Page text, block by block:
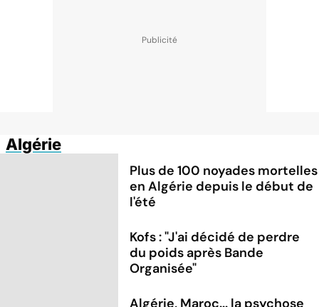
Algérie
Plus de 100 noyades mortelles
en Algérie depuis le début de
l'été
Kofs : "J'ai décidé de perdre
du poids après Bande
Organisée"